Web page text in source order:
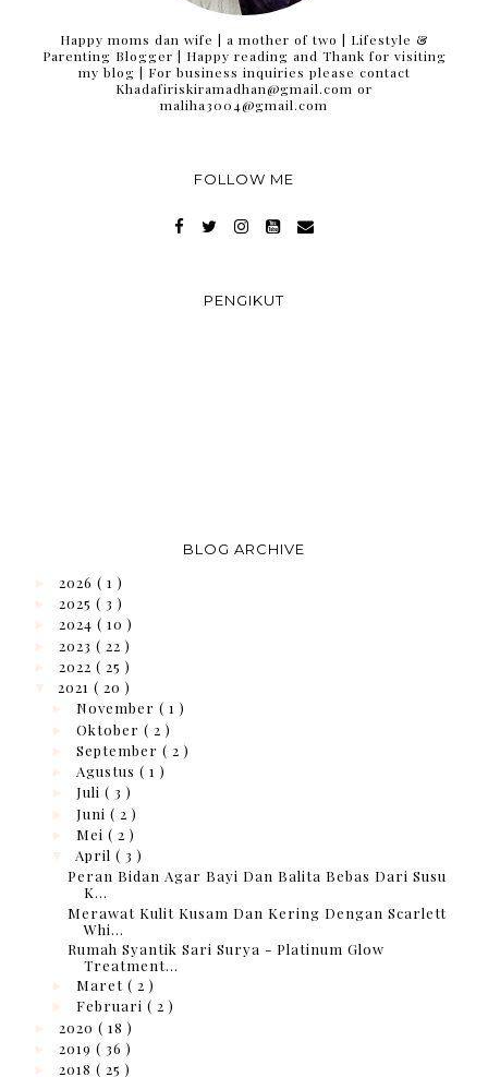
Happy moms dan wife | a mother of two | Lifestyle &
Parenting Blogger | Happy reading and Thank for visiting
my blog | For business inquiries please contact
Khadafiriskiramadhan@gmail.com or
maliha3004@gmail.com
FOLLOW ME
PENGIKUT
BLOG ARCHIVE
2026 ( 1 )
2025 ( 3 )
2024 ( 10 )
2023 ( 22 )
2022 ( 25 )
2021 ( 20 )
November ( 1 )
Oktober ( 2 )
September ( 2 )
Agustus ( 1 )
Juli ( 3 )
Juni ( 2 )
Mei ( 2 )
April ( 3 )
Peran Bidan Agar Bayi Dan Balita Bebas Dari Susu
K...
Merawat Kulit Kusam Dan Kering Dengan Scarlett
Whi...
Rumah Syantik Sari Surya - Platinum Glow
Treatment...
Maret ( 2 )
Februari ( 2 )
2020 ( 18 )
2019 ( 36 )
2018 ( 25 )